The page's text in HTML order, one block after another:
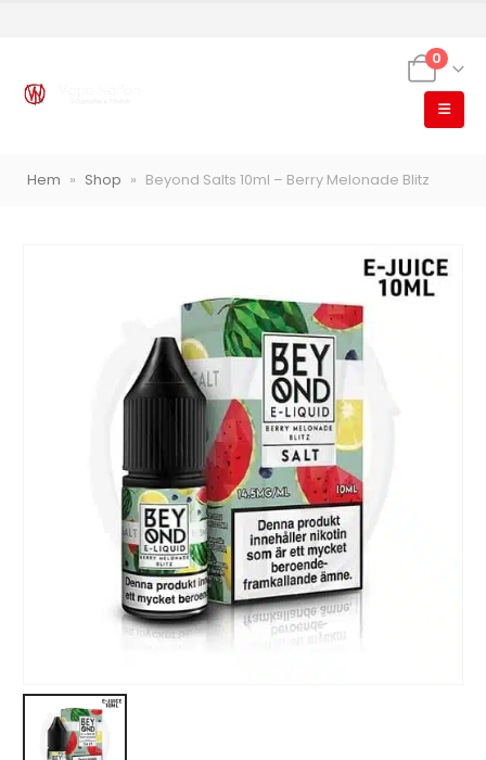
0
Hem » Shop » Beyond Salts 10ml – Berry Melonade Blitz